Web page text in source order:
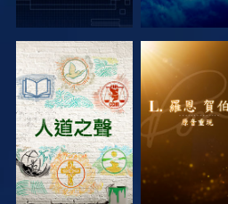
探索系列節目 探索系列節目